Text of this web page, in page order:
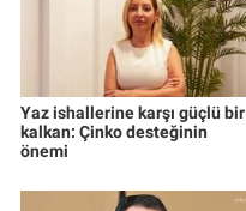
Yaz ishallerine karşı güçlü bir
kalkan: Çinko desteğinin
önemi